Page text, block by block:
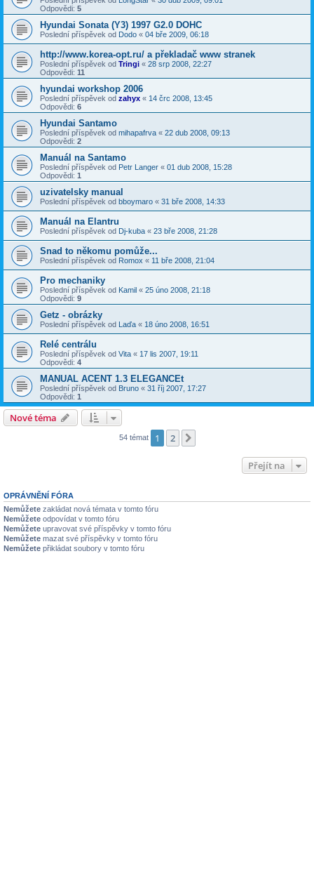
Odpovědi: 5
Hyundai Sonata (Y3) 1997 G2.0 DOHC
Poslední příspěvek od Dodo « 04 bře 2009, 06:18
http://www.korea-opt.ru/ a překladač www stranek
Poslední příspěvek od Tringi « 28 srp 2008, 22:27
Odpovědi: 11
hyundai workshop 2006
Poslední příspěvek od zahyx « 14 črc 2008, 13:45
Odpovědi: 6
Hyundai Santamo
Poslední příspěvek od mihapafrva « 22 dub 2008, 09:13
Odpovědi: 2
Manuál na Santamo
Poslední příspěvek od Petr Langer « 01 dub 2008, 15:28
Odpovědi: 1
uzivatelsky manual
Poslední příspěvek od bboymaro « 31 bře 2008, 14:33
Manuál na Elantru
Poslední příspěvek od Dj-kuba « 23 bře 2008, 21:28
Snad to někomu pomůže...
Poslední příspěvek od Romox « 11 bře 2008, 21:04
Pro mechaniky
Poslední příspěvek od Kamil « 25 úno 2008, 21:18
Odpovědi: 9
Getz - obrázky
Poslední příspěvek od Laďa « 18 úno 2008, 16:51
Relé centrálu
Poslední příspěvek od Vita « 17 lis 2007, 19:11
Odpovědi: 4
MANUAL ACENT 1.3 ELEGANCEt
Poslední příspěvek od Bruno « 31 říj 2007, 17:27
Odpovědi: 1
Nové téma
54 témat 1 2
Přejít na
OPRÁVNĚNÍ FÓRA
Nemůžete zakládat nová témata v tomto fóru
Nemůžete odpovídat v tomto fóru
Nemůžete upravovat své příspěvky v tomto fóru
Nemůžete mazat své příspěvky v tomto fóru
Nemůžete přikládat soubory v tomto fóru